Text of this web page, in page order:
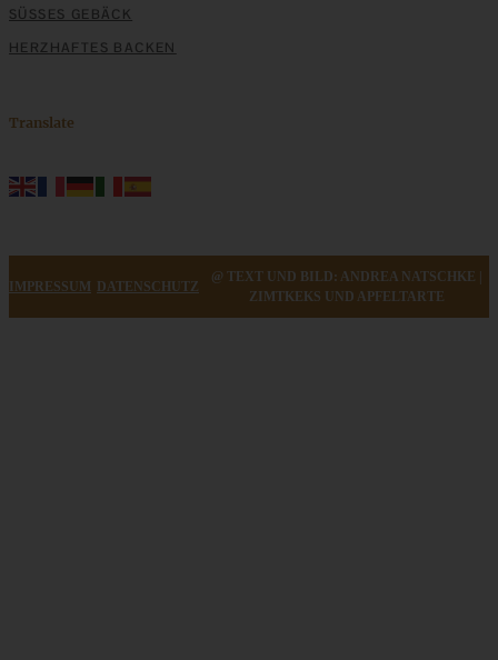
SÜSSES GEBÄCK
HERZHAFTES BACKEN
Translate
IMPRESSUM DATENSCHUTZ
@ TEXT UND BILD: ANDREA NATSCHKE |
ZIMTKEKS UND APFELTARTE